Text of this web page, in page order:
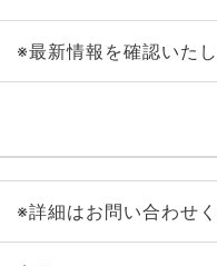
※最新情報を確認いた
※詳細はお問い合わせ